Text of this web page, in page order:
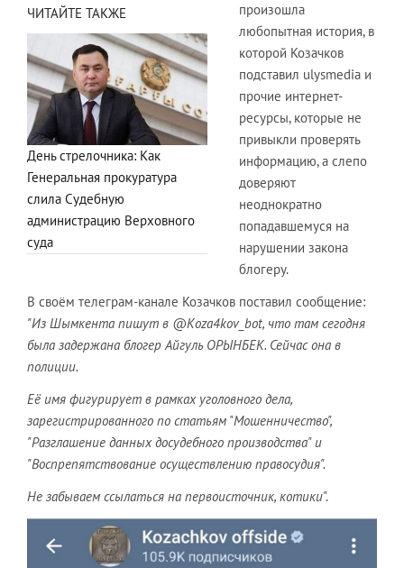
ЧИТАЙТЕ ТАКЖЕ
День стрелочника: Как
Генеральная прокуратура
слила Судебную
администрацию Верховного
суда
произошла
любопытная история, в
которой Козачков
подставил ulysmedia и
прочие интернет-
ресурсы, которые не
привыкли проверять
информацию, а слепо
доверяют
неоднократно
попадавшемуся на
нарушении закона
блогеру.
В своём телеграм-канале Козачков поставил сообщение:
"Из Шымкента пишут в @Koza4kov_bot, что там сегодня
была задержана блогер Айгуль ОРЫНБЕК. Сейчас она в
полиции.
Её имя фигурирует в рамках уголовного дела,
зарегистрированного по статьям "Мошенничество",
"Разглашение данных досудебного производства" и
"Воспрепятствование осуществлению правосудия".
Не забываем ссылаться на первоисточник, котики".